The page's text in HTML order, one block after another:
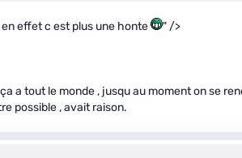
effet c est plus une honte " />
a tout le monde , jusqu au moment on se
possible , avait raison.